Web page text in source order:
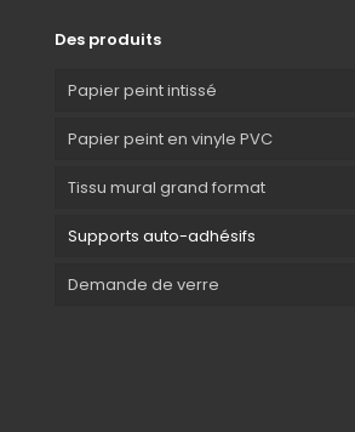
Des produits
Papier peint intissé
Papier peint en vinyle PVC
Tissu mural grand format
Supports auto-adhésifs
Demande de verre